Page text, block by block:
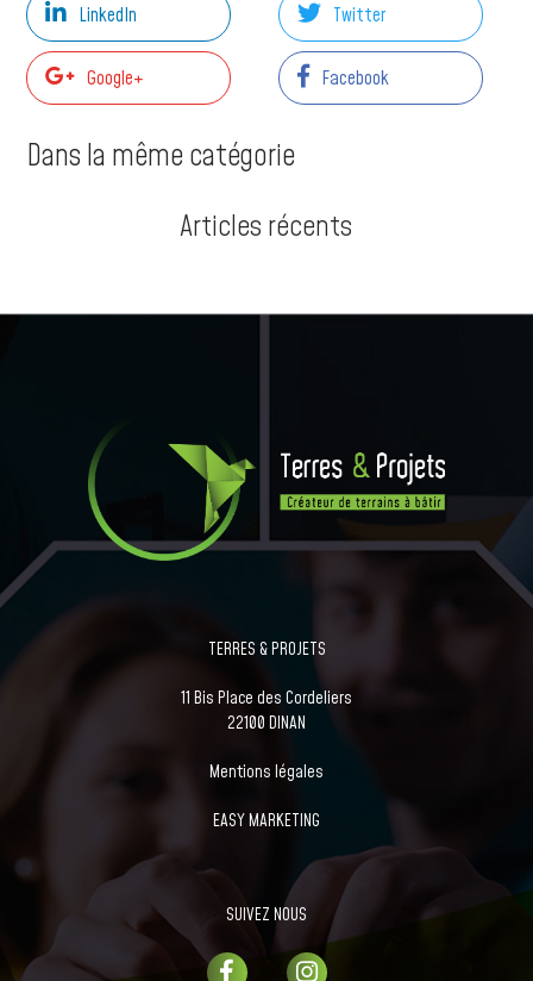
LinkedIn Twitter
Google+ Facebook
Dans la même catégorie
Articles récents
TERRES & PROJETS
11 Bis Place des Cordeliers
22100 DINAN
Mentions légales
EASY MARKETING
SUIVEZ NOUS